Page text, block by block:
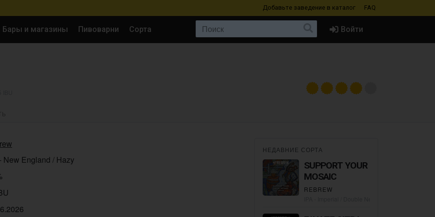
Добавьте заведение в каталог FAQ
Бары и магазины Пивоварни Сорта Войти
New England / Hazy
НЕДАВНИЕ СОРТА
SUPPORT YOUR LOCAL
MOSAIC
REBREW